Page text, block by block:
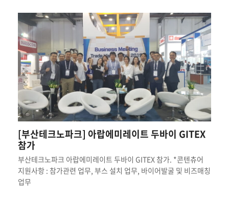
[부산테크노파크] 아랍에미레이트 두바이 GITEX
참가
부산테크노파크 아랍에미레이트 두바이 GITEX 참가. *콘텐츄어
지원사항 : 참가관련 업무, 부스 설치 업무, 바이어발굴 및 비즈매칭
업무